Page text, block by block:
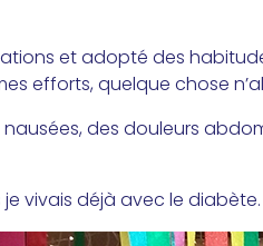
et adopté des
efforts, quelque chose
des douleurs
vivais déjà avec le diabète.